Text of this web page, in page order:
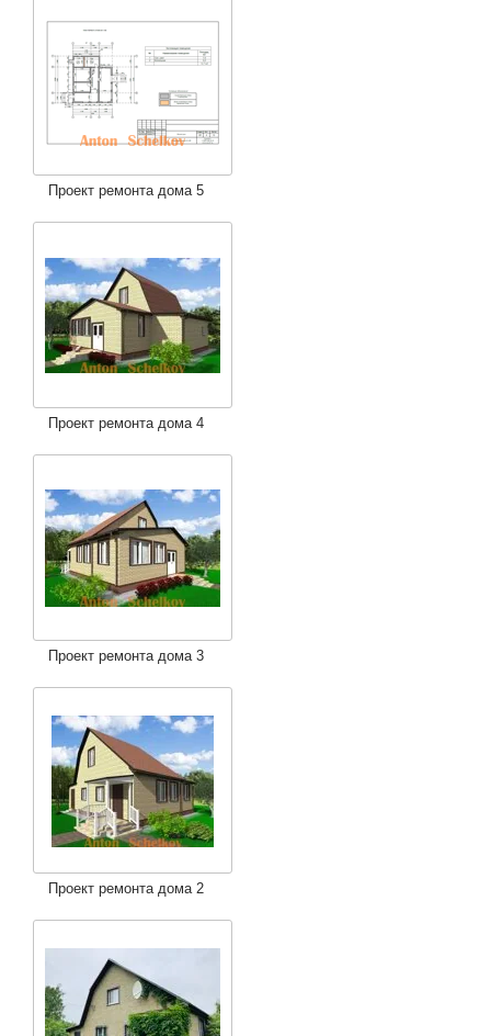
Проект ремонта дома 5
Проект ремонта дома 4
Проект ремонта дома 3
Проект ремонта дома 2